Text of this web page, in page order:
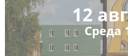
12
Среда